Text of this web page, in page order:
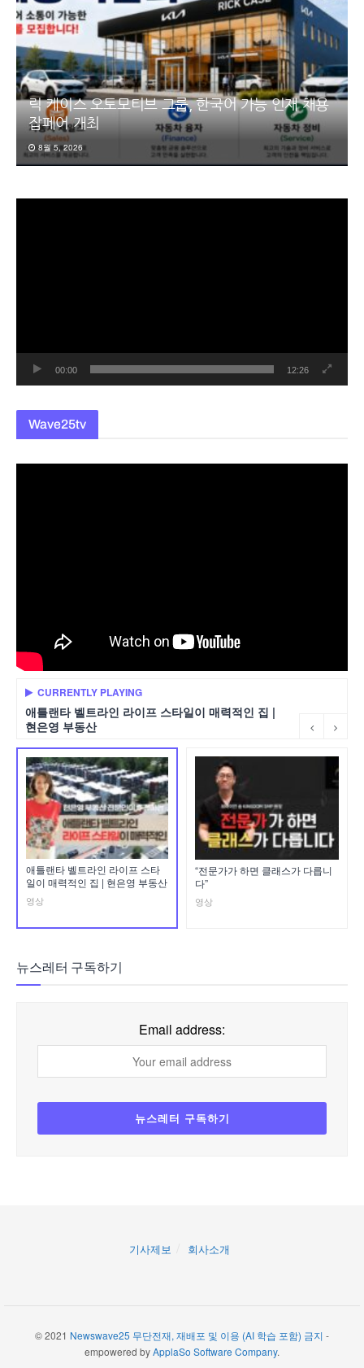
릭 케이스 오토모티브 그룹, 한국어 가능 인재 채용
잡페어 개최
8월 5, 2026
00:00 12:26
Wave25tv
CURRENTLY PLAYING
애틀랜타 벨트라인 라이프 스타일이 매력적인 집 |
현은영 부동산
애틀랜타 벨트라인 라이프 스타
일이 매력적인 집 | 현은영 부동산
영상
“전문가가 하면 클래스가 다릅니
다”
영상
뉴스레터 구독하기
Email address:
기사제보 회사소개
© 2021 Newswave25 무단전재, 재배포 및 이용 (AI 학습 포함) 금지 -
empowered byApplaSo Software Company.